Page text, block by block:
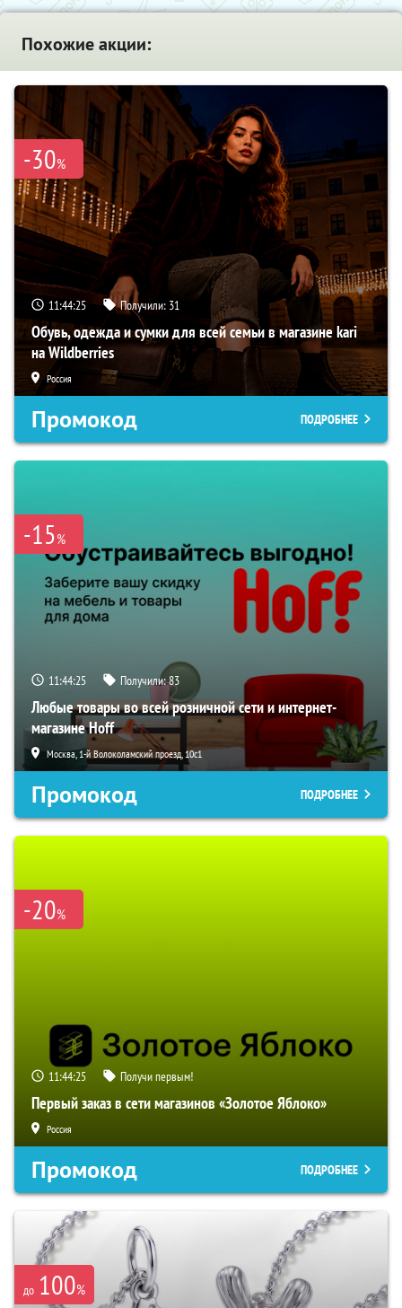
Похожие акции:
-30%
11:44:24 Получили: 31
Обувь, одежда и сумки для всей семьи в магазине kari
на Wildberries
Россия
Промокод ПОДРОБНЕЕ
-15%
11:44:24 Получили:83
Любые товары во всей розничной сети и интернет-
магазине Hoff
Москва, 1-й Волоколамский проезд, 10с1
Промокод ПОДРОБНЕЕ
-20%
11:44:24 Получи первым!
Первый заказ в сети магазинов «Золотое Яблоко»
Россия
Промокод ПОДРОБНЕЕ
до 100%